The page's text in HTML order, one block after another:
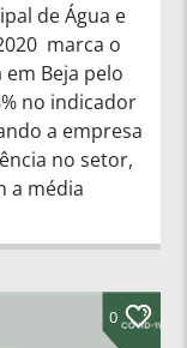
de Água e
marca o
Beja pelo
no indicador
a empresa
no setor,
a média
0